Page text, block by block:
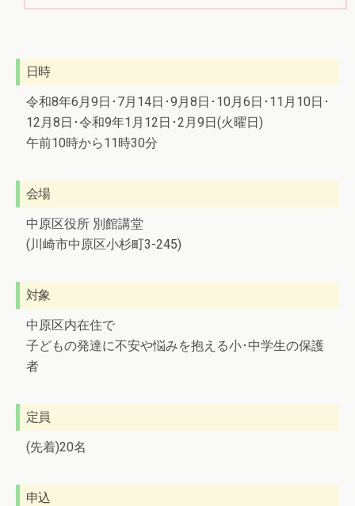
日時
令和8年6月9日･7月14日･9月8日･10月6日･11月10日･
12月8日･令和9年1月12日･2月9日(火曜日)
午前10時から11時30分
会場
中原区役所 別館講堂
(川崎市中原区小杉町3-245)
対象
中原区内在住で
子どもの発達に不安や悩みを抱える小･中学生の保護
者
定員
(先着)20名
申込